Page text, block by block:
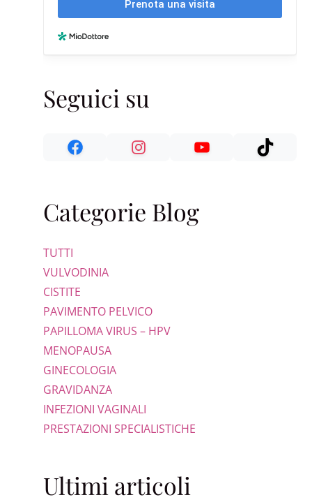
Seguici su
Categorie Blog
TUTTI
VULVODINIA
CISTITE
PAVIMENTO PELVICO
PAPILLOMA VIRUS – HPV
MENOPAUSA
GINECOLOGIA
GRAVIDANZA
INFEZIONI VAGINALI
PRESTAZIONI SPECIALISTICHE
Ultimi articoli